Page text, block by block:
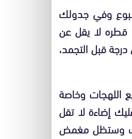
وفي جدولك
قطره لا يقل عن
قبل التجمد،
اللهجات وخاصة
إضاءة لا تقل
وستظل مغمض